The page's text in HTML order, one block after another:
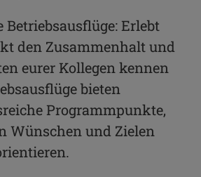
Erlebt
den Zusammenhalt und
eurer Kollegen kennen
bieten
Programmpunkte,
Wünschen und Zielen